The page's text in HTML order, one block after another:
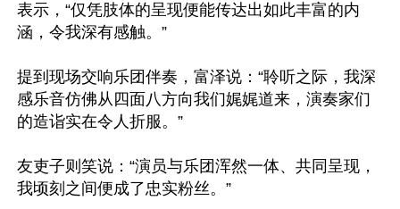
表示，“仅凭肢体的呈现便能传达出如此丰富的内
涵，令我深有感触。”
提到现场交响乐团伴奏，富泽说：“聆听之际，我深
感乐音仿佛从四面八方向我们娓娓道来，演奏家们
的造诣实在令人折服。”
友吏子则笑说：“演员与乐团浑然一体、共同呈现，
我顷刻之间便成了忠实粉丝。”